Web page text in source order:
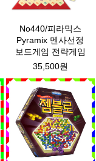
No440/피라믹스
Pyramix 멘사선정
보드게임 전략게임
35,500원